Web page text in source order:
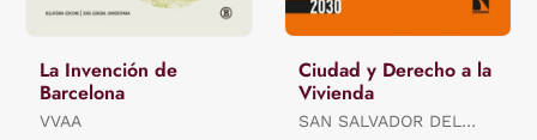
La Invención de
Barcelona
VVAA
Ciudad y Derecho a la
Vivienda
SAN SALVADOR DEL